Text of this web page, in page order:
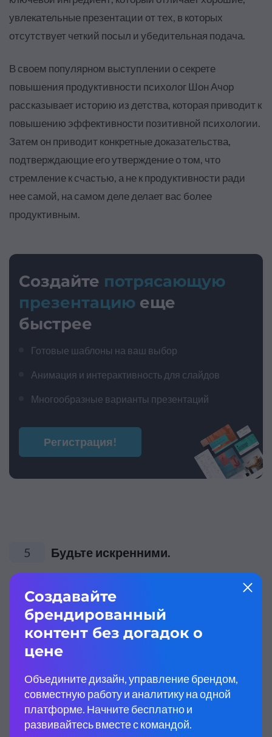
увлекательные презентации от тех, в которых
отсутствует четкий посыл и убедительная подача.
В своем популярном выступлении о секрете
повышения продуктивности психолог Шон Ачор
рассказывает историю из детства, которая приводит к
повышению эффективности позитивной психологии.
Затем он приводит конкретные доказательства,
подтверждающие его утверждение о том, что
стремление к счастью, а не к продуктивности ради
нее самой, на самом деле делает вас более
продуктивным.
Создайте потрясающую
презентацию еще
быстрее
Готовые шаблоны на ваш выбор
Анимация и интерактивность для слайдов
Многообразные варианты презентаций
Регистрация!
5 Будьте искренними.